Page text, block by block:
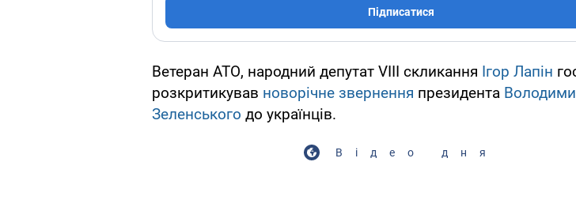
Підписатися
Ветеран АТО, народний депутат VIII скликання Ігор Лапін
розкритикував новорічне звернення президента
Зеленського до українців.
Відео дня